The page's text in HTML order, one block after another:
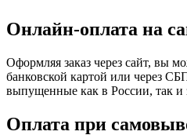
Онлайн-оплата на
Оформляя заказ через сайт, вы
банковской картой или через
выпущенные как в России, так и
Оплата при